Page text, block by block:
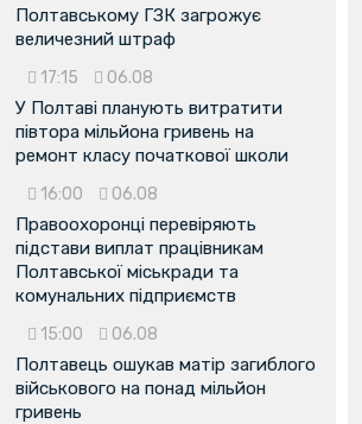
Полтавському ГЗК загрожує
величезний штраф
17:15 06.08
У Полтаві планують витратити
півтора мільйона гривень на
ремонт класу початкової школи
16:00 06.08
Правоохоронці перевіряють
підстави виплат працівникам
Полтавської міськради та
комунальних підприємств
15:00 06.08
Полтавець ошукав матір загиблого
військового на понад мільйон
гривень